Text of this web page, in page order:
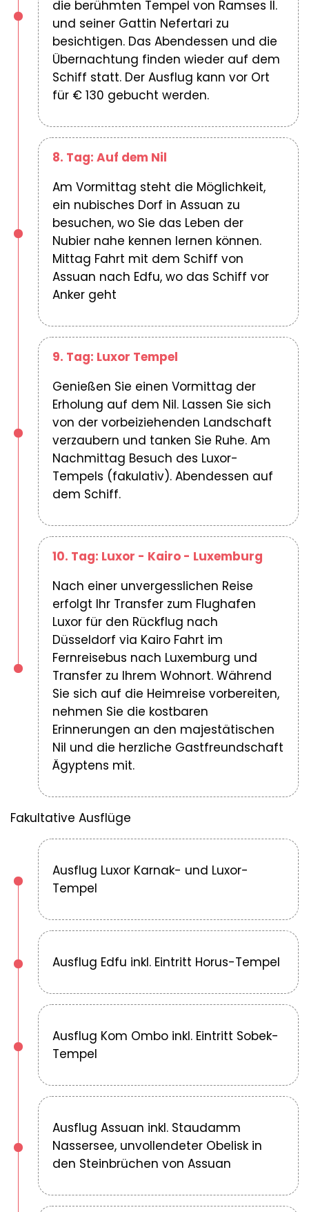
die berühmten Tempel von Ramses II.
und seiner Gattin Nefertari zu
besichtigen. Das Abendessen und die
Übernachtung finden wieder auf dem
Schiff statt. Der Ausflug kann vor Ort
für € 130 gebucht werden.
8. Tag: Auf dem Nil
Am Vormittag steht die Möglichkeit,
ein nubisches Dorf in Assuan zu
besuchen, wo Sie das Leben der
Nubier nahe kennen lernen können.
Mittag Fahrt mit dem Schiff von
Assuan nach Edfu, wo das Schiff vor
Anker geht
9. Tag: Luxor Tempel
Genießen Sie einen Vormittag der
Erholung auf dem Nil. Lassen Sie sich
von der vorbeiziehenden Landschaft
verzaubern und tanken Sie Ruhe. Am
Nachmittag Besuch des Luxor-
Tempels (fakulativ). Abendessen auf
dem Schiff.
10. Tag: Luxor - Kairo - Luxemburg
Nach einer unvergesslichen Reise
erfolgt Ihr Transfer zum Flughafen
Luxor für den Rückflug nach
Düsseldorf via Kairo Fahrt im
Fernreisebus nach Luxemburg und
Transfer zu Ihrem Wohnort. Während
Sie sich auf die Heimreise vorbereiten,
nehmen Sie die kostbaren
Erinnerungen an den majestätischen
Nil und die herzliche Gastfreundschaft
Ägyptens mit.
Fakultative Ausflüge
Ausflug Luxor Karnak- und Luxor-
Tempel
Ausflug Edfu inkl. Eintritt Horus-Tempel
Ausflug Kom Ombo inkl. Eintritt Sobek-
Tempel
Ausflug Assuan inkl. Staudamm
Nassersee, unvollendeter Obelisk in
den Steinbrüchen von Assuan